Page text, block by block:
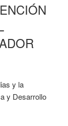
y la
y Desarrollo